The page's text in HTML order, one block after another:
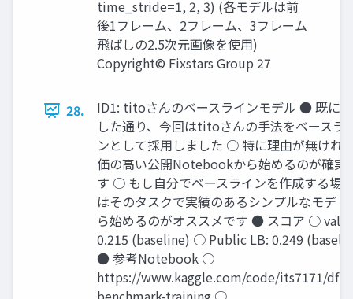
time_stride=1, 2, 3) (各モデルは前
後1フレーム、2フレーム、3フレーム
飛ばしの2.5次元画像を使用)
Copyright© Fixstars Group 27
28.
ID1: titoさんのベースラインモデル ● 既に
した通り、今回はtitoさんの手法をベースラ
ンとして採用しました ○ 特に理由が無けれ
価の高い公開Notebookから始めるのが確実
す ○ もし自分でベースラインを作成する場
はそのタスクで実績のあるシンプルなモデ
ら始めるのがオススメです ● スコア ○ val:
0.215 (baseline) ○ Public LB: 0.249
● 参考Notebook ○
https://www.kaggle.com/code/its7171/dfl-